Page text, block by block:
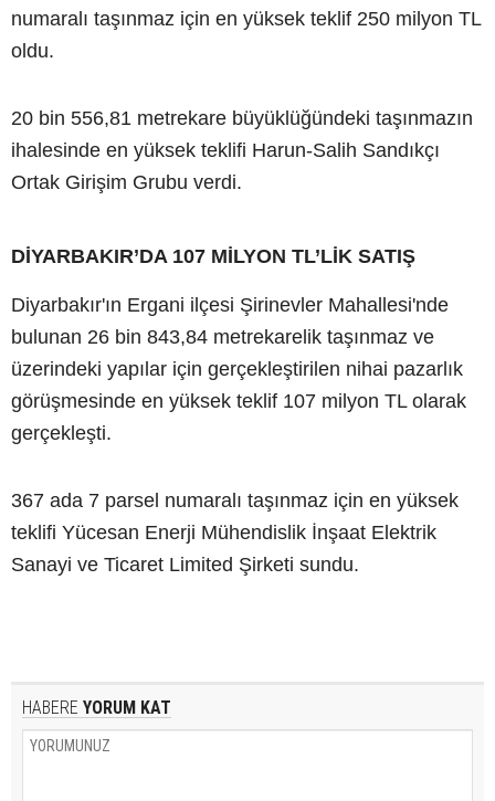
numaralı taşınmaz için en yüksek teklif 250 milyon TL
oldu.
20 bin 556,81 metrekare büyüklüğündeki taşınmazın
ihalesinde en yüksek teklifi Harun-Salih Sandıkçı
Ortak Girişim Grubu verdi.
DİYARBAKIR’DA 107 MİLYON TL’LİK SATIŞ
Diyarbakır'ın Ergani ilçesi Şirinevler Mahallesi'nde
bulunan 26 bin 843,84 metrekarelik taşınmaz ve
üzerindeki yapılar için gerçekleştirilen nihai pazarlık
görüşmesinde en yüksek teklif 107 milyon TL olarak
gerçekleşti.
367 ada 7 parsel numaralı taşınmaz için en yüksek
teklifi Yücesan Enerji Mühendislik İnşaat Elektrik
Sanayi ve Ticaret Limited Şirketi sundu.
HABERE YORUM KAT